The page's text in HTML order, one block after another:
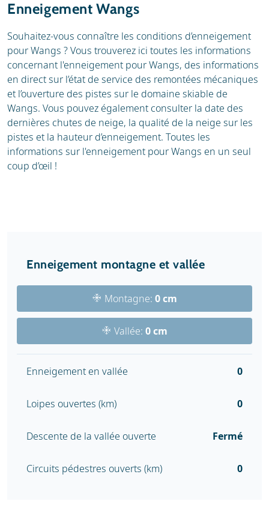
Enneigement Wangs
Souhaitez-vous connaître les conditions d’enneigement
pour Wangs ? Vous trouverez ici toutes les informations
concernant l'enneigement pour Wangs, des informations
en direct sur l’état de service des remontées mécaniques
et l’ouverture des pistes sur le domaine skiable de
Wangs. Vous pouvez également consulter la date des
dernières chutes de neige, la qualité de la neige sur les
pistes et la hauteur d’enneigement. Toutes les
informations sur l'enneigement pour Wangs en un seul
coup d’œil !
Enneigement montagne et vallée
Montagne: 0 cm
Vallée: 0 cm
Enneigement en vallée 0
Loipes ouvertes (km) 0
Descente de la vallée ouverte Fermé
Circuits pédestres ouverts (km) 0